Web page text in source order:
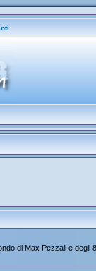
di Max Pezzali e degli